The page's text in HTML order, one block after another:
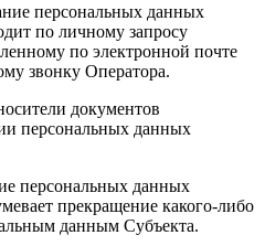
персональных данных
по личному запросу
по электронной почте
звонку Оператора.
документов
персональных данных
персональных данных
прекращение какого-либо
данным Субъекта.